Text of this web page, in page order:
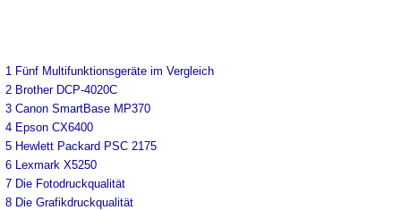
1 Fünf Multifunktionsgeräte im Vergleich
2 Brother DCP-4020C
3 Canon SmartBase MP370
4 Epson CX6400
5 Hewlett Packard PSC 2175
6 Lexmark X5250
7 Die Fotodruckqualität
8 Die Grafikdruckqualität